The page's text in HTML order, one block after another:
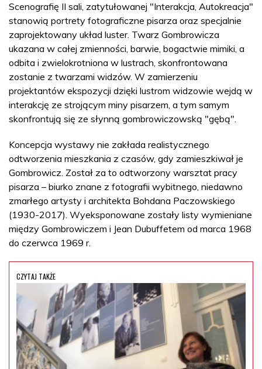
Scenografię II sali, zatytułowanej "Interakcja, Autokreacja"
stanowią portrety fotograficzne pisarza oraz specjalnie
zaprojektowany układ luster. Twarz Gombrowicza
ukazana w całej zmienności, barwie, bogactwie mimiki, a
odbita i zwielokrotniona w lustrach, skonfrontowana
zostanie z twarzami widzów. W zamierzeniu
projektantów ekspozycji dzięki lustrom widzowie wejdą w
interakcję ze strojącym miny pisarzem, a tym samym
skonfrontują się ze słynną gombrowiczowską "gębą".
Koncepcja wystawy nie zakłada realistycznego
odtworzenia mieszkania z czasów, gdy zamieszkiwał je
Gombrowicz. Został za to odtworzony warsztat pracy
pisarza – biurko znane z fotografii wybitnego, niedawno
zmarłego artysty i architekta Bohdana Paczowskiego
(1930-2017). Wyeksponowane zostały listy wymieniane
między Gombrowiczem i Jean Dubuffetem od marca 1968
do czerwca 1969 r.
CZYTAJ TAKŻE